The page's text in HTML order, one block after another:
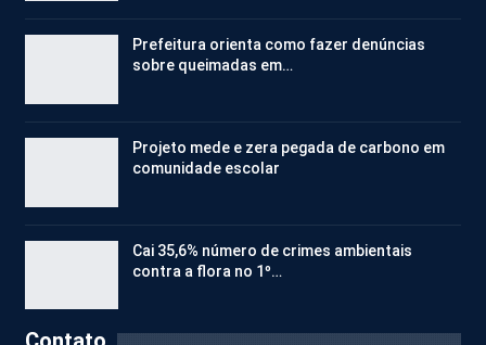
Prefeitura orienta como fazer denúncias
sobre queimadas em…
Projeto mede e zera pegada de carbono em
comunidade escolar
Cai 35,6% número de crimes ambientais
contra a flora no 1º…